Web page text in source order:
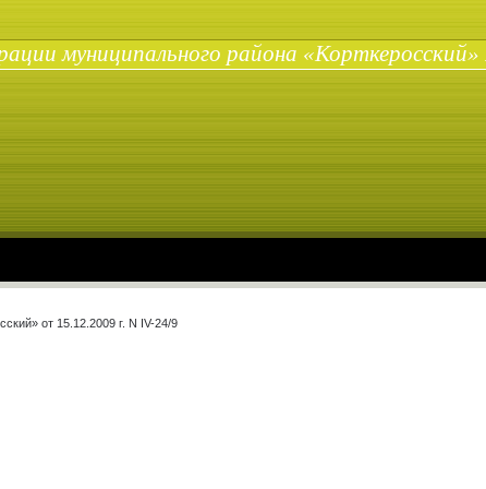
муниципального района «Корткеросский»
от 15.12.2009 г. N IV-24/9